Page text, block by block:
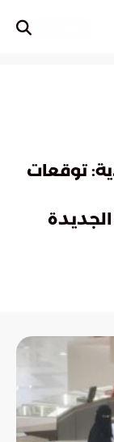
توقعات
الجديدة